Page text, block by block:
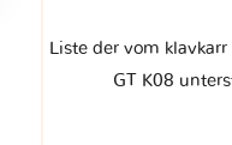
Liste der vom
GT K08